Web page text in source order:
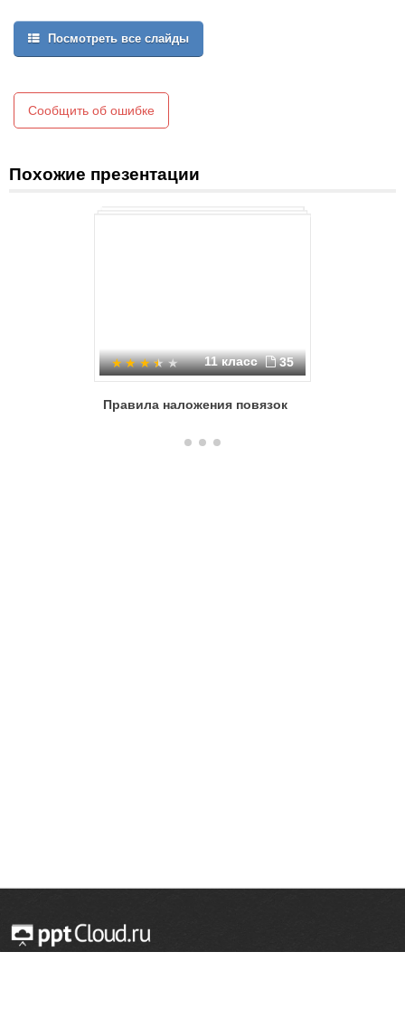
Посмотреть все слайды
Сообщить об ошибке
Похожие презентации
11 класс 35
Правила наложения повязок